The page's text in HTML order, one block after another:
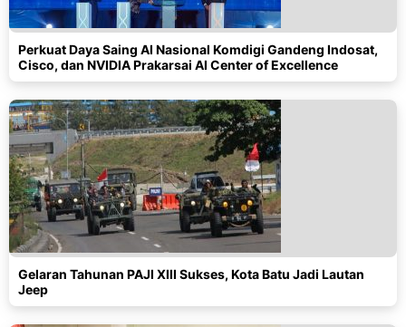
Perkuat Daya Saing AI Nasional Komdigi Gandeng Indosat,
Cisco, dan NVIDIA Prakarsai AI Center of Excellence
Gelaran Tahunan PAJI XIII Sukses, Kota Batu Jadi Lautan
Jeep